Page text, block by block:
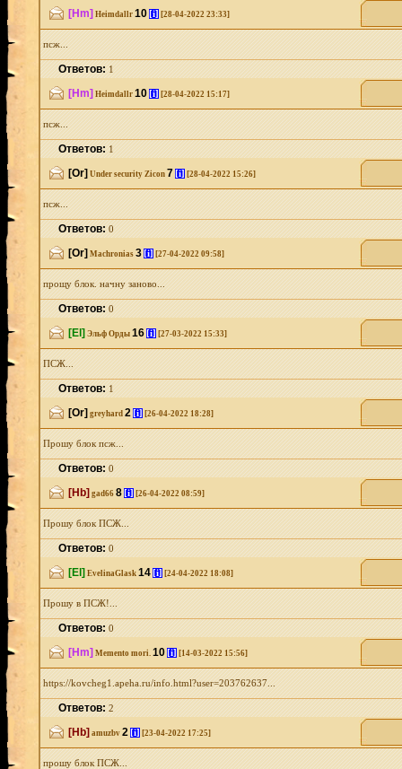
[Hm] Heimdallr 10 [i] [28-04-2022 23:33]
псж...
Ответов:1
[Hm] Heimdallr 10 [i] [28-04-2022 15:17]
псж...
Ответов:1
[Or] Under security Zicon 7 [i] [28-04-2022 15:26]
псж...
Ответов:0
[Or] Machronias 3 [i] [27-04-2022 09:58]
прощу блок. начну заново...
Ответов:0
[El] Эльф Орды 16 [i] [27-03-2022 15:33]
ПСЖ...
Ответов:1
[Or] greyhard 2 [i] [26-04-2022 18:28]
Прошу блок псж...
Ответов:0
[Hb] gad66 8 [i] [26-04-2022 08:59]
Прошу блок ПСЖ...
Ответов:0
[El] EvelinaGlask 14 [i] [24-04-2022 18:08]
Прошу в ПСЖ!...
Ответов:0
[Hm] Memento mori. 10 [i] [14-03-2022 15:56]
https://kovcheg1.apeha.ru/info.html?user=203762637...
Ответов:2
[Hb] amuzbv 2 [i] [23-04-2022 17:25]
прошу блок ПСЖ...